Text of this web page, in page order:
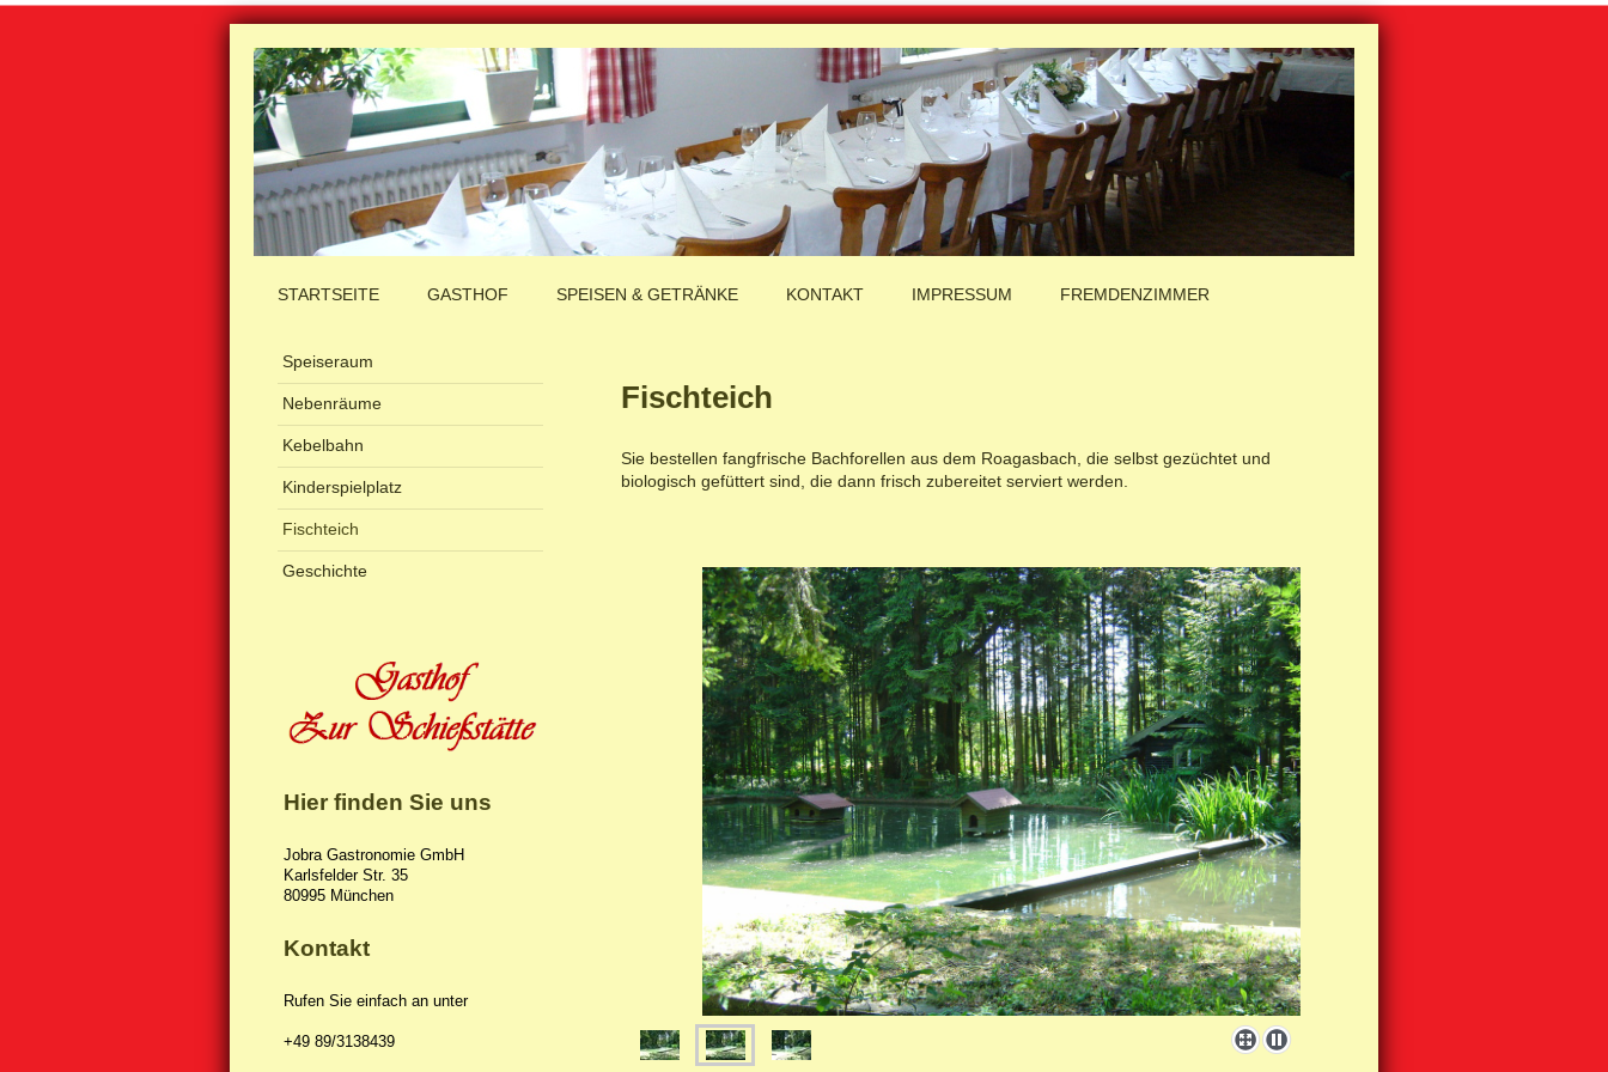
STARTSEITE GASTHOF SPEISEN & GETRÄNKE KONTAKT IMPRESSUM FREMDENZIMMER
Fischteich
Sie bestellen fangfrische Bachforellen aus dem Roagasbach, die selbst gezüchtet und
biologisch gefüttert sind, die dann frisch zubereitet serviert werden.
Speiseraum
Nebenräume
Kebelbahn
Kinderspielplatz
Fischteich
Geschichte
Hier finden Sie uns
Jobra Gastronomie GmbH
Karlsfelder Str. 35
80995 München
Kontakt
Rufen Sie einfach an unter
+49 89/3138439